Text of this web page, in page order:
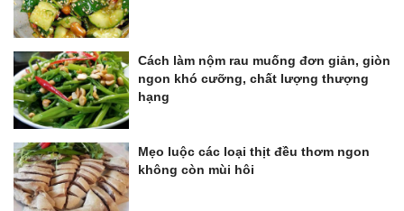
Cách làm nộm rau muống đơn giản, giòn
ngon khó cưỡng, chất lượng thượng
hạng
Mẹo luộc các loại thịt đều thơm ngon
không còn mùi hôi